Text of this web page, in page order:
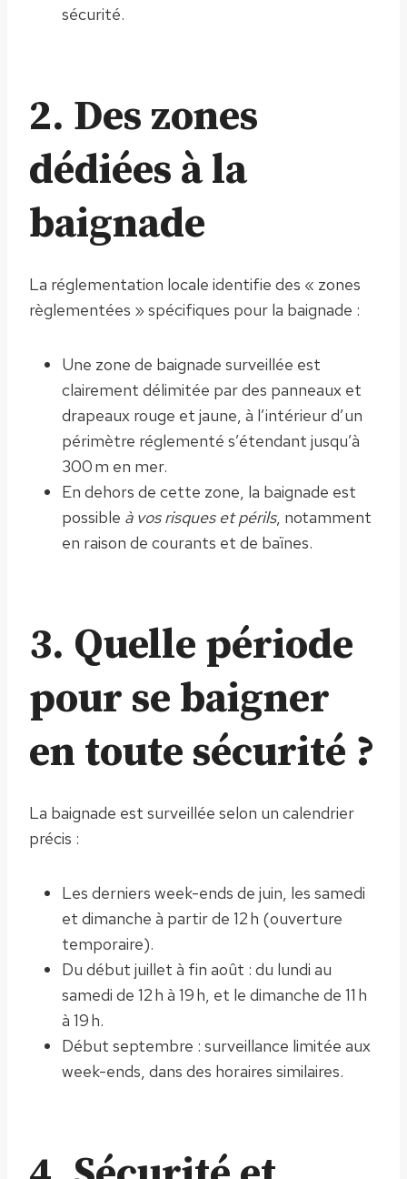
sécurité.
2. Des zones
dédiées à la
baignade
La réglementation locale identifie des « zones
règlementées » spécifiques pour la baignade :
Une zone de baignade surveillée est
clairement délimitée par des panneaux et
drapeaux rouge et jaune, à l’intérieur d’un
périmètre réglementé s’étendant jusqu’à
300 m en mer.
En dehors de cette zone, la baignade est
possible à vos risques et périls, notamment
en raison de courants et de baïnes.
3. Quelle période
pour se baigner
en toute sécurité ?
La baignade est surveillée selon un calendrier
précis :
Les derniers week-ends de juin, les samedi
et dimanche à partir de 12 h (ouverture
temporaire).
Du début juillet à fin août : du lundi au
samedi de 12 h à 19 h, et le dimanche de 11 h
à 19 h.
Début septembre : surveillance limitée aux
week-ends, dans des horaires similaires.